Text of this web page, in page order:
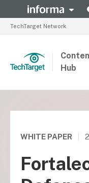
TechTarget Network
Hub
WHITE PAPER